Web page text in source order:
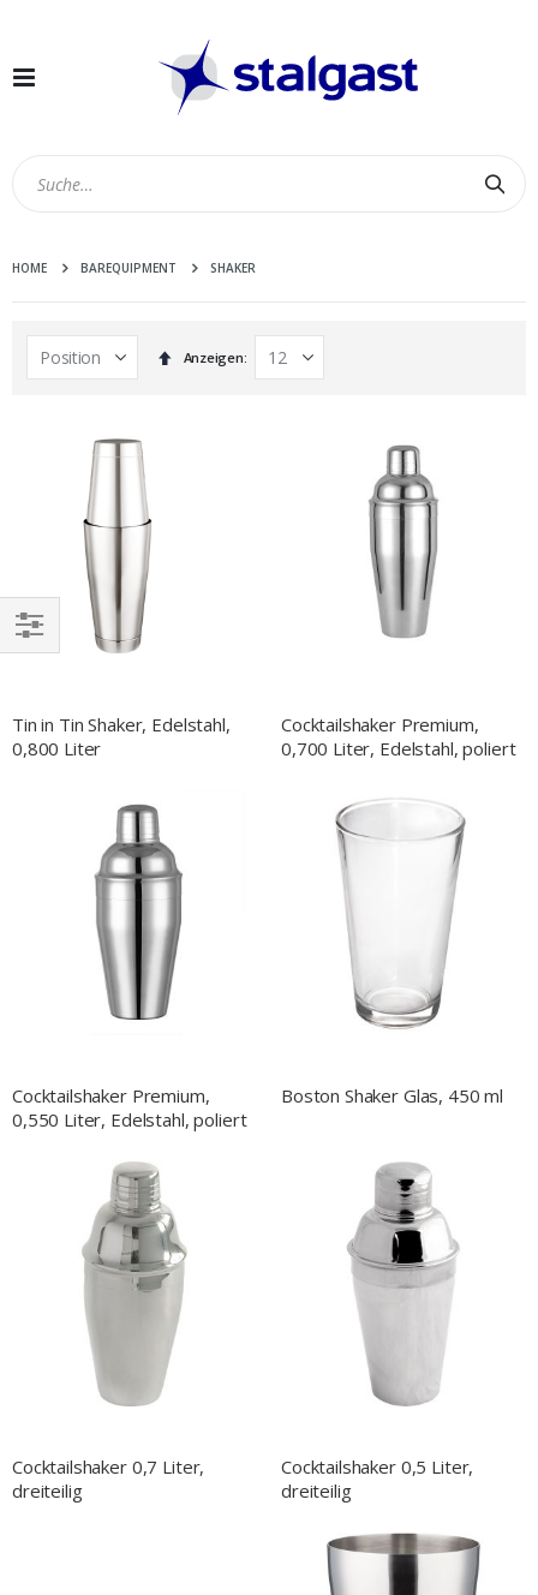
Navigation
HOME BAREQUIPMENT SHAKER
In
absteigender
Anzeigen
Tin in Tin Shaker, Edelstahl,
0,800 Liter
Cocktailshaker Premium,
0,700 Liter, Edelstahl, poliert
Cocktailshaker Premium,
0,550 Liter, Edelstahl, poliert
Boston Shaker Glas, 450 ml
Cocktailshaker 0,7 Liter,
dreiteilig
Cocktailshaker 0,5 Liter,
dreiteilig
EINKAUFEN